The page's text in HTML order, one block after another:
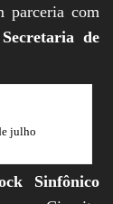
parceria com
Secretaria de
julho
Sinfônico